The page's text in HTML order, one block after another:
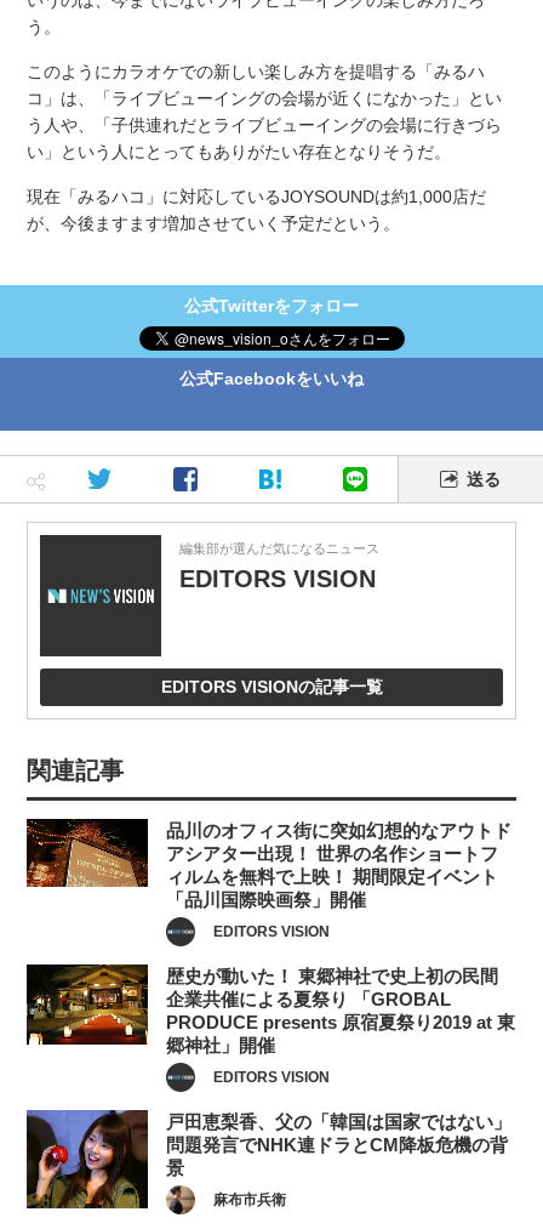
う。
このようにカラオケでの新しい楽しみ方を提唱する「みるハ
コ」は、「ライブビューイングの会場が近くになかった」とい
う人や、「子供連れだとライブビューイングの会場に行きづら
い」という人にとってもありがたい存在となりそうだ。
現在「みるハコ」に対応しているJOYSOUNDは約1,000店だ
が、今後ますます増加させていく予定だという。
公式Twitterをフォロー
公式Facebookをいいね
送る
編集部が選んだ気になるニュース
EDITORS VISION
EDITORS VISIONの記事一覧
関連記事
品川のオフィス街に突如幻想的なアウトド
アシアター出現！ 世界の名作ショートフ
ィルムを無料で上映！ 期間限定イベント
「品川国際映画祭」開催
EDITORS VISION
歴史が動いた！ 東郷神社で史上初の民間
企業共催による夏祭り 「GROBAL
PRODUCE presents 原宿夏祭り2019 at 東
郷神社」開催
EDITORS VISION
戸田恵梨香、父の「韓国は国家ではない」
問題発言でNHK連ドラとCM降板危機の背
景
麻布市兵衛